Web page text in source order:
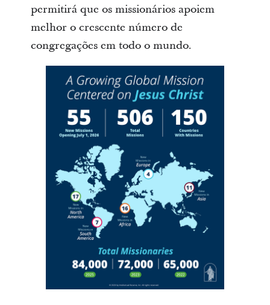
permitirá que os missionários apoiem
melhor o crescente número de
congregações em todo o mundo.